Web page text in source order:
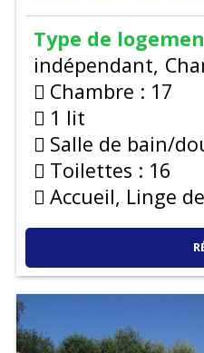
Type de
indépendant
Chambre : 17
1 lit
Salle de bain/
Toilettes : 16
Accueil, Linge